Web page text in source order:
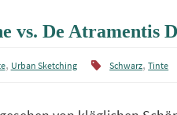
vs. De Atramentis
, Urban Sketching Schwarz,Tinte